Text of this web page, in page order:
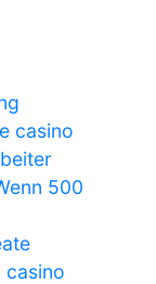
casino
500
casino